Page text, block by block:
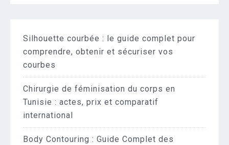
Silhouette courbée : le guide complet pour
comprendre, obtenir et sécuriser vos
courbes
Chirurgie de féminisation du corps en
Tunisie : actes, prix et comparatif
international
Body Contouring : Guide Complet des